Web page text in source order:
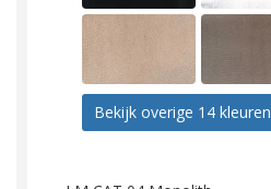
Bekijk overige 14 kleuren